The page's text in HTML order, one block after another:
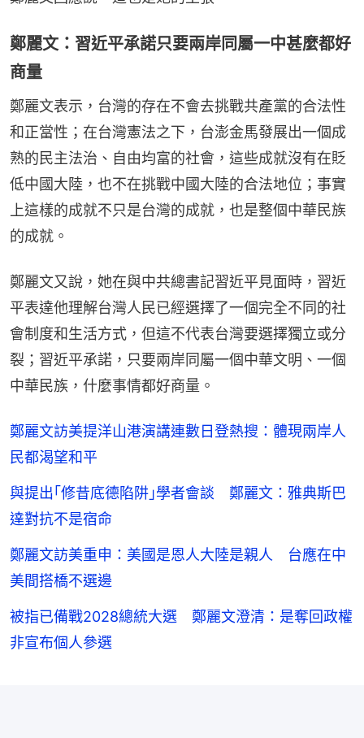
鄭麗文：習近平承諾只要兩岸同屬一中甚麼都好
商量
鄭麗文表示，台灣的存在不會去挑戰共產黨的合法性
和正當性；在台灣憲法之下，台澎金馬發展出一個成
熟的民主法治、自由均富的社會，這些成就沒有在貶
低中國大陸，也不在挑戰中國大陸的合法地位；事實
上這樣的成就不只是台灣的成就，也是整個中華民族
的成就。
鄭麗文又說，她在與中共總書記習近平見面時，習近
平表達他理解台灣人民已經選擇了一個完全不同的社
會制度和生活方式，但這不代表台灣要選擇獨立或分
裂；習近平承諾，只要兩岸同屬一個中華文明、一個
中華民族，什麼事情都好商量。
鄭麗文訪美提洋山港演講連數日登熱搜：體現兩岸人
民都渴望和平
與提出｢修昔底德陷阱｣學者會談 鄭麗文：雅典斯巴
達對抗不是宿命
鄭麗文訪美重申：美國是恩人大陸是親人 台應在中
美間搭橋不選邊
被指已備戰2028總統大選 鄭麗文澄清：是奪回政權
非宣布個人參選